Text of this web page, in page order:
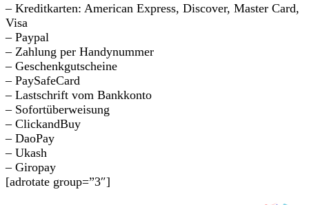
– Kreditkarten: American Express, Discover, Master Card,
Visa
– Paypal
– Zahlung per Handynummer
– Geschenkgutscheine
– PaySafeCard
– Lastschrift vom Bankkonto
– Sofortüberweisung
– ClickandBuy
– DaoPay
– Ukash
– Giropay
[adrotate group=”3″]